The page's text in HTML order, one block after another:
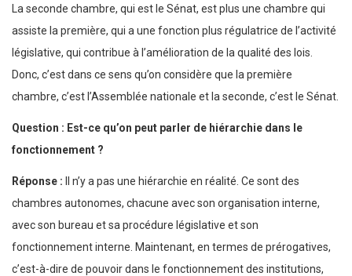
La seconde chambre, qui est le Sénat, est plus une chambre qui
assiste la première, qui a une fonction plus régulatrice de l’activité
législative, qui contribue à l’amélioration de la qualité des lois.
Donc, c’est dans ce sens qu’on considère que la première
chambre, c’est l’Assemblée nationale et la seconde, c’est le Sénat.
Question : Est-ce qu’on peut parler de hiérarchie dans le
fonctionnement ?
Réponse :
Il n’y a pas une hiérarchie en réalité. Ce sont des
chambres autonomes, chacune avec son organisation interne,
avec son bureau et sa procédure législative et son
fonctionnement interne. Maintenant, en termes de prérogatives,
c’est-à-dire de pouvoir dans le fonctionnement des institutions,